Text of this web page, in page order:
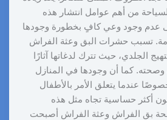
من أهم عوامل انتشار هذه
عدم وجود وعي كافٍ بخطورة وجودها
تسبب حشرات البق وعثة الفراش
الجلدي، حيث تترك لدغاتها آثارًا
وصحته. كما أن وجودها في المنازل
عندما يتعلق الأمر بالأطفال
أكثر حساسية تجاه مثل هذه
بق الفراش وعثة الفراش أصبحت